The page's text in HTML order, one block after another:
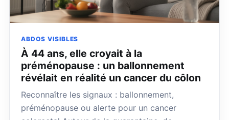
ABDOS VISIBLES
À 44 ans, elle croyait à la
préménopause : un ballonnement
révélait en réalité un cancer du côlon
Reconnaître les signaux : ballonnement,
préménopause ou alerte pour un cancer